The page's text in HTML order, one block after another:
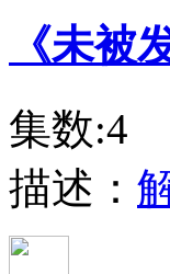
《未被
集数:4
描述：